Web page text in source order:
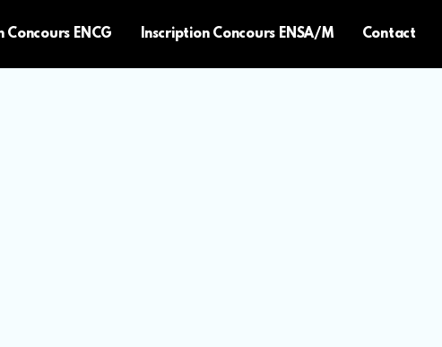
Concours ENCG Inscription Concours ENSA/M Contact